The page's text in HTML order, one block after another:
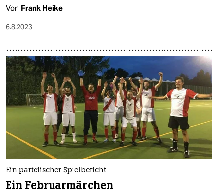
Von Frank Heike
6.8.2023
Ein parteiischer Spielbericht
Ein Februarmärchen